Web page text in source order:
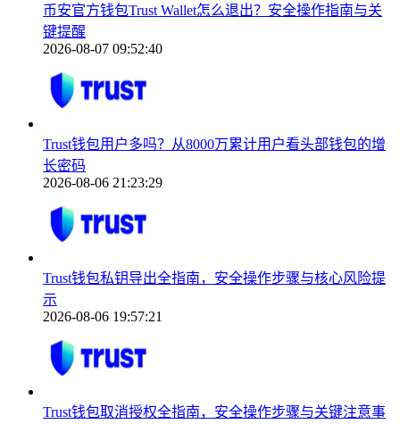
币安官方钱包Trust Wallet怎么退出？安全操作指南与关
键提醒
2026-08-07 09:52:40
Trust钱包用户多吗？从8000万累计用户看头部钱包的增
长密码
2026-08-06 21:23:29
Trust钱包私钥导出全指南，安全操作步骤与核心风险提
示
2026-08-06 19:57:21
Trust钱包取消授权全指南，安全操作步骤与关键注意事